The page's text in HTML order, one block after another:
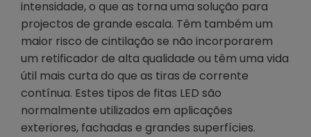
intensidade, o que as torna uma solução para
projectos de grande escala. Têm também um
maior risco de cintilação se não incorporarem
um retificador de alta qualidade ou têm uma vida
útil mais curta do que as tiras de corrente
contínua. Estes tipos de fitas LED são
normalmente utilizados em aplicações
exteriores, fachadas e grandes superfícies.